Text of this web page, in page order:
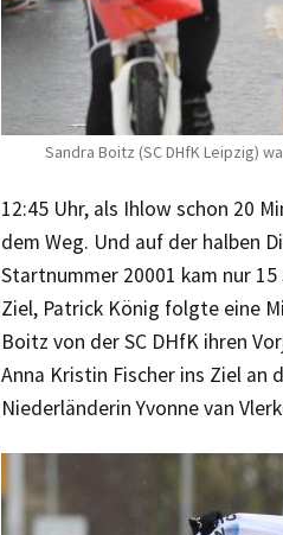
Sandra Boitz (SC DHfK Leipzig)
12:45 Uhr, als Ihlow schon 20
dem Weg. Und auf der halben
Startnummer 20001 kam nur
Ziel, Patrick König folgte eine
Boitz von der SC DHfK ihren
Anna Kristin Fischer ins Ziel an
Niederländerin Yvonne van